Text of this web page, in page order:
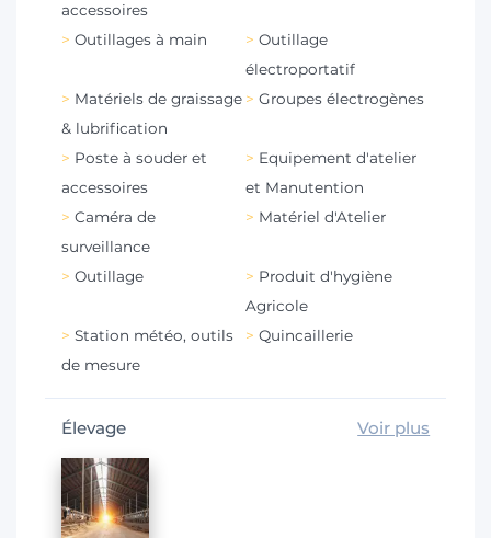
accessoires
Outillages à main
Outillage
électroportatif
Matériels de graissage
& lubrification
Groupes électrogènes
Poste à souder et
accessoires
Equipement d'atelier
et Manutention
Caméra de
surveillance
Matériel d'Atelier
Outillage
Produit d'hygiène
Agricole
Station météo, outils
de mesure
Quincaillerie
Élevage Voir plus